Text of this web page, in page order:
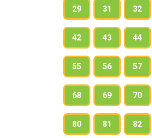
29 31 32
42 43 44
55 56 57
68 69 70
80 81 82